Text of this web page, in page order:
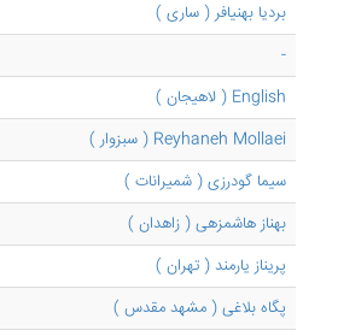
بردیا بهنیافر ( ساری )
-
English ( لاهیجان )
Reyhaneh Mollaei ( سبزوار )
سیما گودرزی ( شمیرانات )
بهناز هاشمزهی ( زاهدان )
پریناز یارمند ( تهران )
پگاه بلاغی ( مشهد مقدس )